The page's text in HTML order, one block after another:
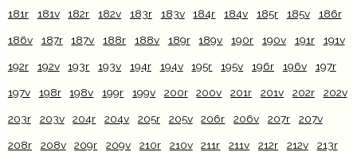
181r 181v 182r 182v 183r 183v 184r 184v 185r 185v 186r
186v 187r 187v 188r 188v 189r 189v 190r 190v 191r 191v
192r 192v 193r 193v 194r 194v 195r 195v 196r 196v 197r
197v 198r 198v 199r 199v 200r 200v 201r 201v 202r 202v
203r 203v 204r 204v 205r 205v 206r 206v 207r 207v
208r 208v 209r 209v 210r 210v 211r 211v 212r 212v 213r